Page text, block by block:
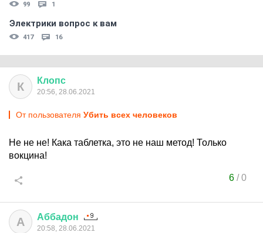
99 1
Электрики вопрос к вам
417 16
К Клопс
20:56, 28.06.2021
От пользователя Убить всех человеков
Не не не! Кака таблетка, это не наш метод! Только
вокцина!
6/0
А Аббадон
20:58, 28.06.2021